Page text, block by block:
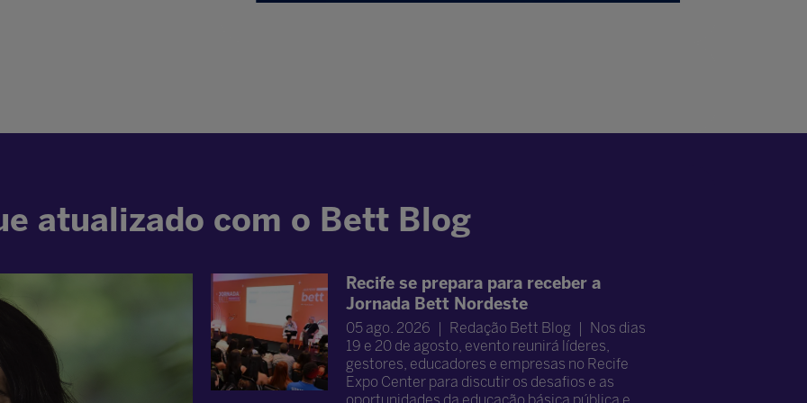
atualizado com o Bett Blog
Recife se prepara para receber a
Jornada Bett Nordeste
05 ago. 2026 Redação Bett Blog
Nos dias
19 e 20 de agosto, evento reunirá líderes,
gestores, educadores e empresas no Recife
Expo Center para discutir os desafios e as